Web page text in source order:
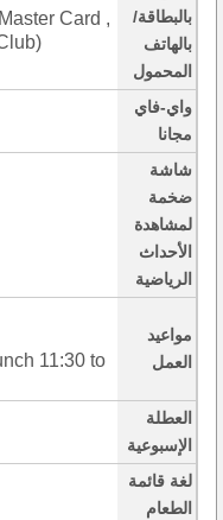
بالبطاقة/
بالهاتف
المحمول
Card ,
واي-فاي
مجانا
شاشة
ضخمة
لمشاهدة
الأحداث
الرياضية
مواعيد
العمل
11:30 to
العطلة
الإسبوعية
لغة قائمة
الطعام